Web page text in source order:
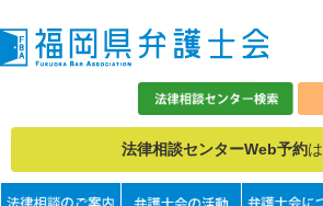
法律相談センターWeb予約